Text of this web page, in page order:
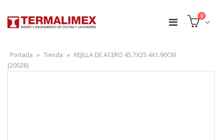
0
Portada » Tienda » REJILLA DE ACERO 45.7X25.4X1.90CM
(20028)